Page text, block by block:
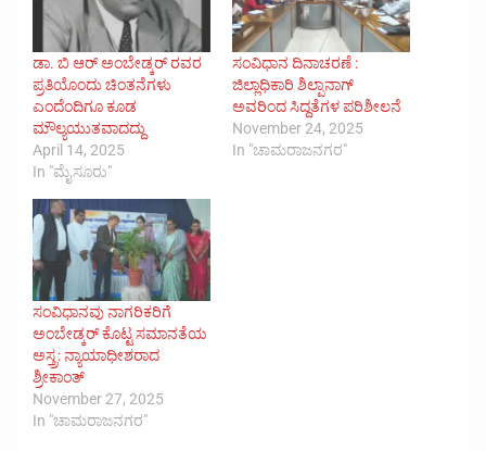
ಡಾ. ಬಿ ಆರ್ ಅಂಬೇಡ್ಕರ್ ರವರ
ಪ್ರತಿಯೊಂದು ಚಿಂತನೆಗಳು
ಎಂದೆಂದಿಗೂ ಕೂಡ
ಮೌಲ್ಯಯುತವಾದದ್ದು
April 14, 2025
In "ಮೈಸೂರು"
ಸಂವಿಧಾನ ದಿನಾಚರಣೆ :
ಜಿಲ್ಲಾಧಿಕಾರಿ ಶಿಲ್ಪಾನಾಗ್
ಅವರಿಂದ ಸಿದ್ದತೆಗಳ ಪರಿಶೀಲನೆ
November 24, 2025
In "ಚಾಮರಾಜನಗರ"
ಸಂವಿಧಾನವು ನಾಗರಿಕರಿಗೆ
ಅಂಬೇಡ್ಕರ್‌ ಕೊಟ್ಟ ಸಮಾನತೆಯ
ಅಸ್ತ್ರ: ನ್ಯಾಯಾಧೀಶರಾದ
ಶ್ರೀಕಾಂತ್‌
November 27, 2025
In "ಚಾಮರಾಜನಗರ"